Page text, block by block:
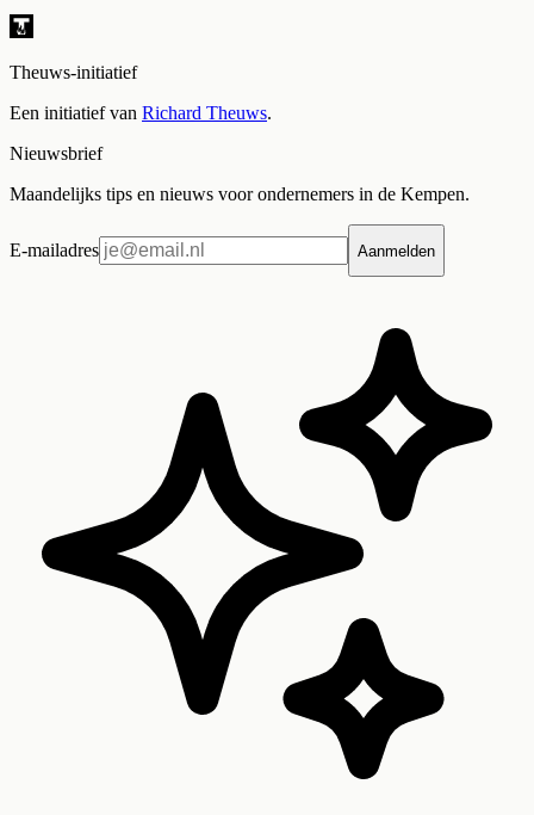
Theuws-initiatief
Een initiatief van Richard Theuws.
Nieuwsbrief
Maandelijks tips en nieuws voor ondernemers in de Kempen.
E-mailadres Aanmelden